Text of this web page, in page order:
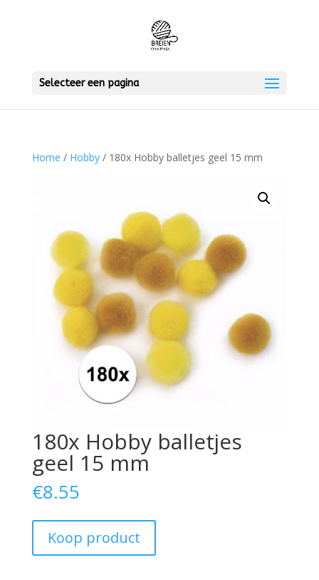
Selecteer een pagina
Home / Hobby/ 180x Hobby balletjes geel 15 mm
180x Hobby balletjes
geel 15 mm
€8.55
Koop product